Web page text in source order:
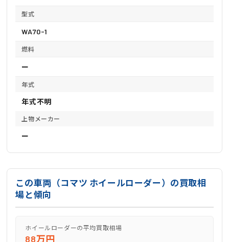
型式
WA70-1
燃料
ー
年式
年式不明
上物メーカー
ー
この車両（コマツ ホイールローダー）の買取相
場と傾向
ホイールローダーの平均買取相場
88万円